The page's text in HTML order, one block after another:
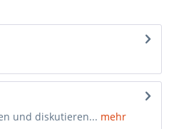
und diskutieren... mehr